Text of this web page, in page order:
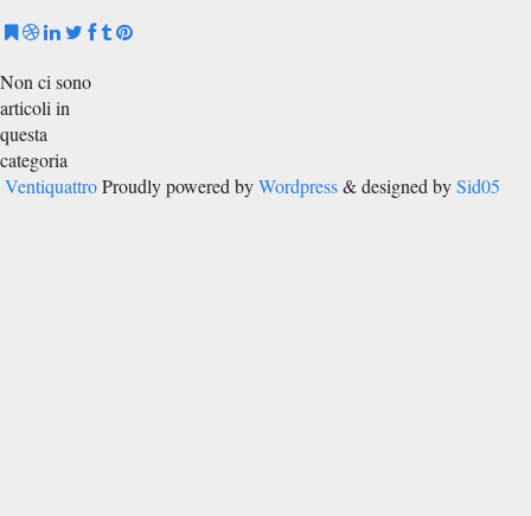
Non ci sono
articoli in
questa
categoria
Ventiquattro Proudly powered byWordpress& designed bySid05